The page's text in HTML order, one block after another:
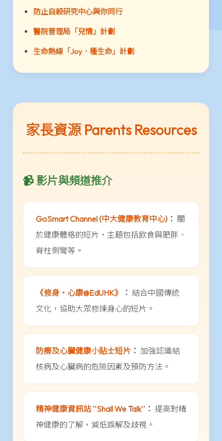
防止自殺研究中心與你同行
醫院管理局「兒情」計劃
生命熱線「Joy．種生命」計劃
家長資源 Parents Resources
📹 影片與頻道推介
GoSmart Channel (中大健康教育中心) ： 關
於健康體格的短片，主題包括飲食與肥胖、
脊柱側彎等。
《修身・心康@EdUHK》 ： 結合中國傳統
文化，協助大眾修煉身心的短片。
防癆及心臟健康小貼士短片 ： 加強認識結
核病及心臟病的危險因素及預防方法。
精神健康資訊站 ''Shall We Talk'' ： 提高對精
神健康的了解，減低誤解及歧視。